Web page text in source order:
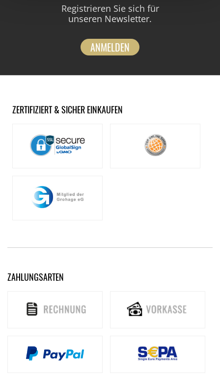
Registrieren Sie sich für
unseren Newsletter.
ANMELDEN
ZERTIFIZIERT & SICHER EINKAUFEN
ZAHLUNGSARTEN